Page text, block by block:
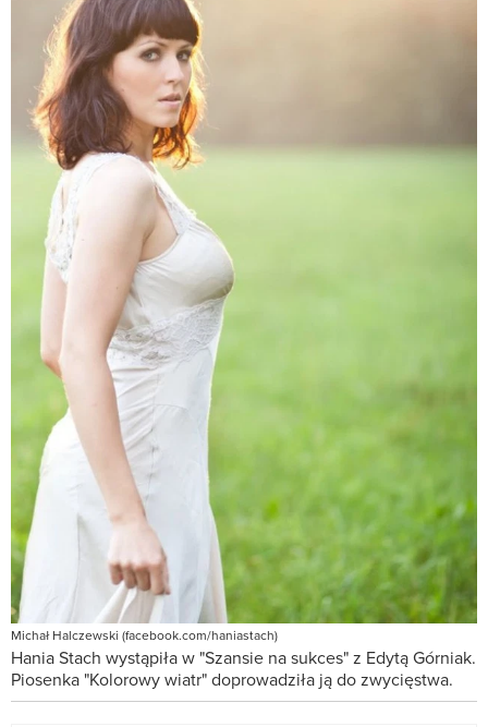
Michał Halczewski (facebook.com/haniastach)
Hania Stach wystąpiła w "Szansie na sukces" z Edytą Górniak.
Piosenka "Kolorowy wiatr" doprowadziła ją do zwycięstwa.